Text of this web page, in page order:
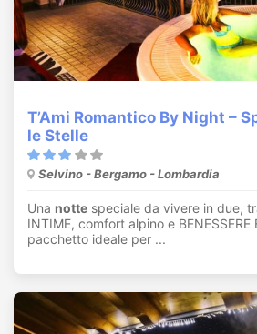
T’Ami Romantico By Night –
le Stelle
Selvino - Bergamo - Lombardia
Una notte speciale da vivere in due,
INTIME, comfort alpino e BENESSERE
pacchetto ideale per ...